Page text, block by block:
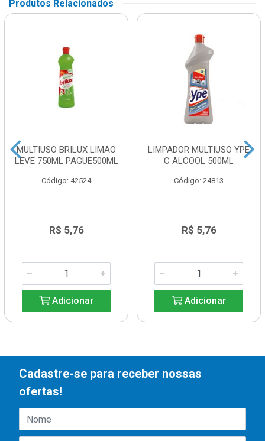
Produtos Relacionados
MULTIUSO BRILUX LIMAO
LEVE 750ML PAGUE500ML
Código: 42524
R$ 5,76
Adicionar
LIMPADOR MULTIUSO YPE
C ALCOOL 500ML
Código: 24813
R$ 5,76
Adicionar
Cadastre-se para receber nossas
ofertas!